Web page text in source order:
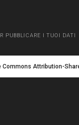
PUBBLICARE I TUOI DATI
Commons Attribution-